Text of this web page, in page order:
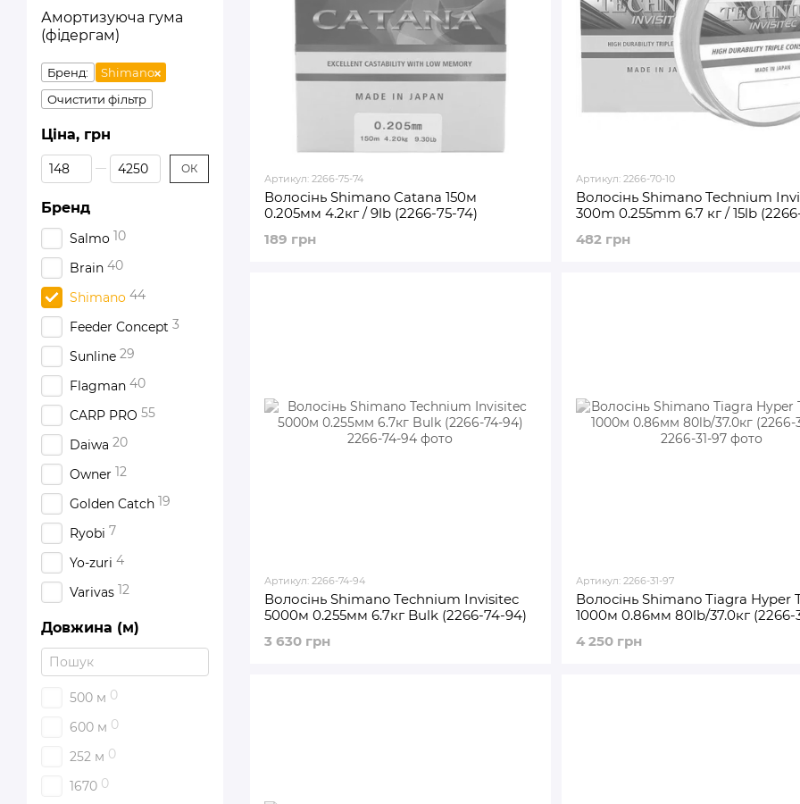
Артикул: 2266-75-74
Волосінь Shimano Catana 150м
0.205мм 4.2кг / 9lb (2266-75-74)
189 грн
Артикул: 2266-70-10
Волосінь Shimano Technium
300m 0.255mm 6.7 кг / 15lb
482 грн
Артикул: 2266-74-94
Волосінь Shimano Technium Invisitec
5000м 0.255мм 6.7кг Bulk (2266-74-94)
3 630 грн
Артикул: 2266-31-97
Волосінь Shimano Tiagra Hyper
1000м 0.86мм 80lb/37.0кг (2266-
4 250 грн
Амортизуюча гума
(фідергам)
Бренд:
Shimano
Очистити фільтр
Ціна, грн
Від Ціна, грн
До Ціна, грн ОК
Бренд
Salmo 10
Brain 40
Shimano 44
Feeder Concept 3
Sunline 29
Flagman 40
CARP PRO 55
Daiwa 20
Owner 12
Golden Catch 19
Ryobi 7
Yo-zuri 4
Varivas 12
Довжина (м)
500 м 0
600 м 0
252 м 0
1670 0